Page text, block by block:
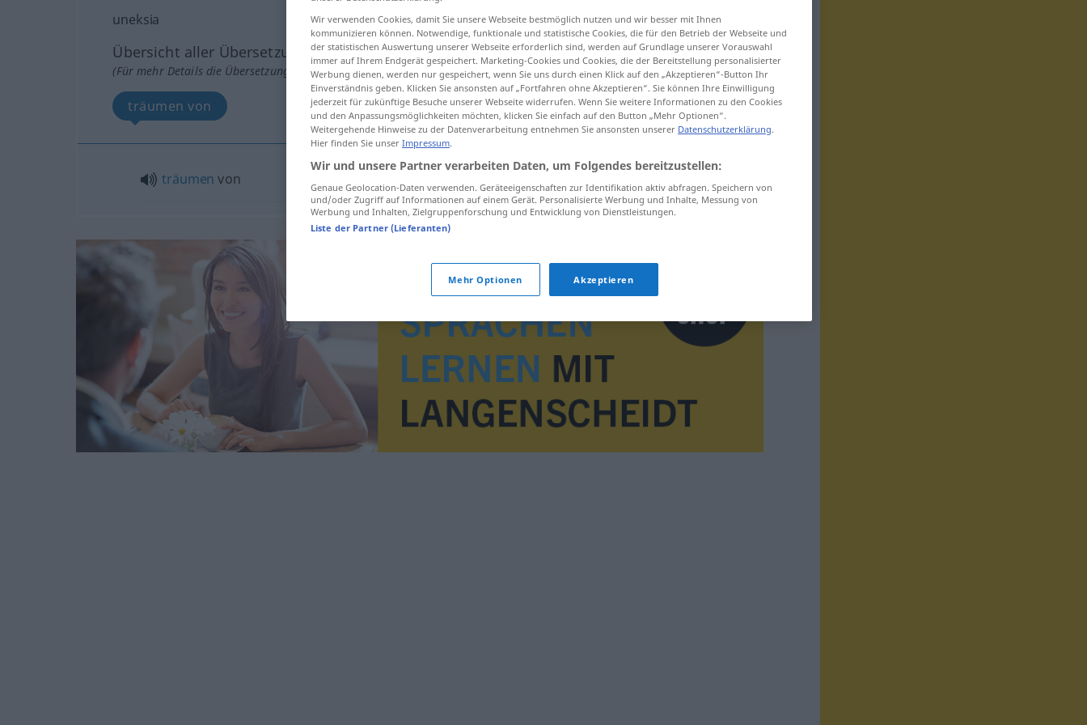
uneksia
Übersicht aller Übersetzungen
(Für mehr Details die Übersetzung anklicken/antippen)
träumen von
träumen von
Wir verwenden Cookies, damit Sie unsere Webseite bestmöglich nutzen und wir besser mit Ihnen
kommunizieren können. Notwendige, funktionale und statistische Cookies, die für den Betrieb der Webseite und
der statistischen Auswertung unserer Webseite erforderlich sind, werden auf Grundlage unserer Vorauswahl
immer auf Ihrem Endgerät gespeichert. Marketing-Cookies und Cookies, die der Bereitstellung personalisierter
Werbung dienen, werden nur gespeichert, wenn Sie uns durch einen Klick auf den „Akzeptieren“-Button Ihr
Einverständnis geben. Klicken Sie ansonsten auf „Fortfahren ohne Akzeptieren“. Sie können Ihre Einwilligung
jederzeit für zukünftige Besuche unserer Webseite widerrufen. Wenn Sie weitere Informationen zu den Cookies
und den Anpassungsmöglichkeiten möchten, klicken Sie einfach auf den Button „Mehr Optionen“.
Weitergehende Hinweise zu der Datenverarbeitung entnehmen Sie ansonsten unserer Datenschutzerklärung.
Hier finden Sie unser Impressum.
Wir und unsere Partner verarbeiten Daten, um Folgendes bereitzustellen:
Genaue Geolocation-Daten verwenden. Geräteeigenschaften zur Identifikation aktiv abfragen. Speichern von
und/oder Zugriff auf Informationen auf einem Gerät. Personalisierte Werbung und Inhalte, Messung von
Werbung und Inhalten, Zielgruppenforschung und Entwicklung von Dienstleistungen.
Liste der Partner (Lieferanten)
Mehr Optionen Akzeptieren